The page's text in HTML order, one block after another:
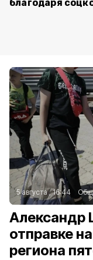
благодаря
5 августа , 16:44
Александр
отправке
региона